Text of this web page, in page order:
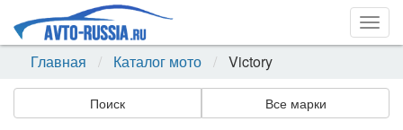
Главная
Каталог мото Victory
Поиск Все марки